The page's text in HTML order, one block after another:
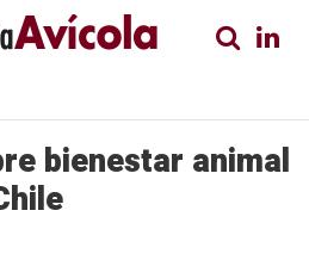
bienestar animal